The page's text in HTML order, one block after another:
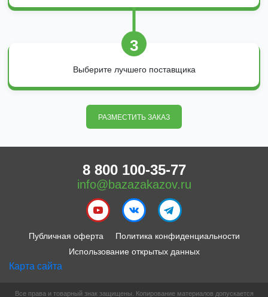
3
Выберите лучшего поставщика
РАЗМЕСТИТЬ ЗАКАЗ
Публичная оферта
Политика конфиденциальности
Использование открытых данных
Карта сайта
8 800 100-35-77
info@bazazakazov.ru
Все права и товарный знак защищены. Копирование материалов допускается